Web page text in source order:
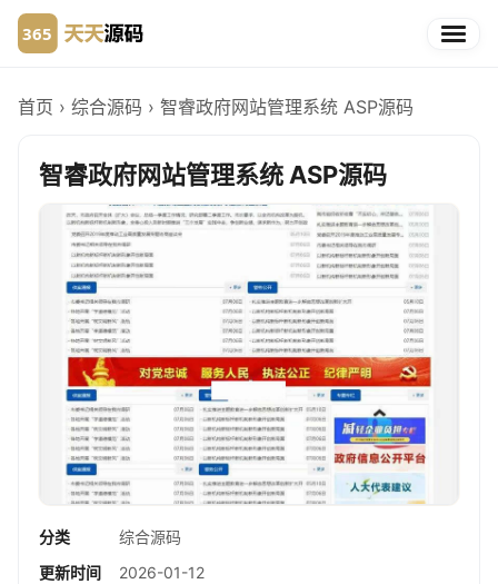
首页 › 综合源码 › 智睿政府网站管理系统 ASP源码
智睿政府网站管理系统 ASP源码
分类
综合源码
更新时间
2026-01-12